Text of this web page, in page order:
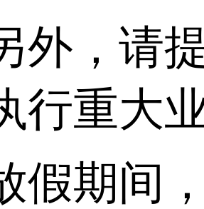
，请提
行重大
期间，